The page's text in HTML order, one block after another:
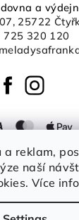
a reklam,
naší
Více
a
25722
725 320 120
. All
settings
by Shoptet